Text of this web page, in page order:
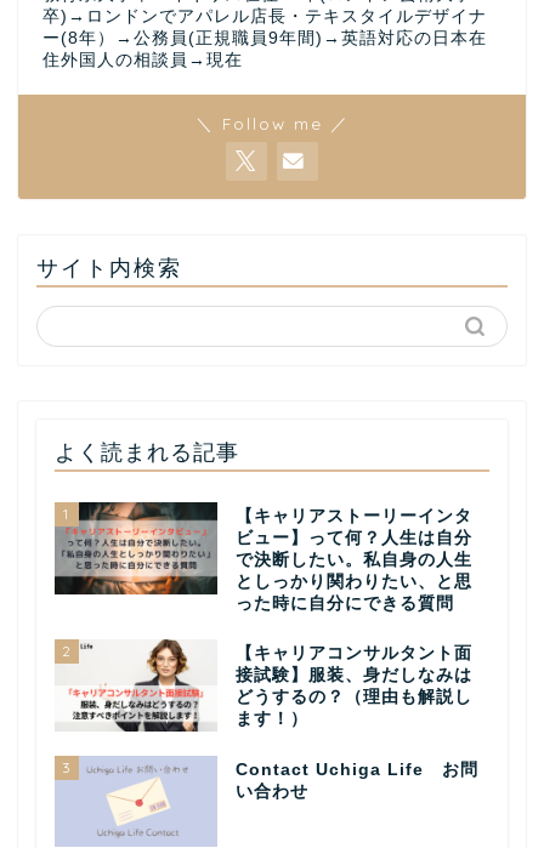
卒)→ロンドンでアパレル店長・テキスタイルデザイナ
ー(8年）→公務員(正規職員9年間)→英語対応の日本在
住外国人の相談員→現在
＼ Follow me ／
サイト内検索
よく読まれる記事
1
【キャリアストーリーインタ
ビュー】って何？人生は自分
で決断したい。私自身の人生
としっかり関わりたい、と思
った時に自分にできる質問
2
【キャリアコンサルタント面
接試験】服装、身だしなみは
どうするの？（理由も解説し
ます！）
3
Contact Uchiga Life お問
い合わせ